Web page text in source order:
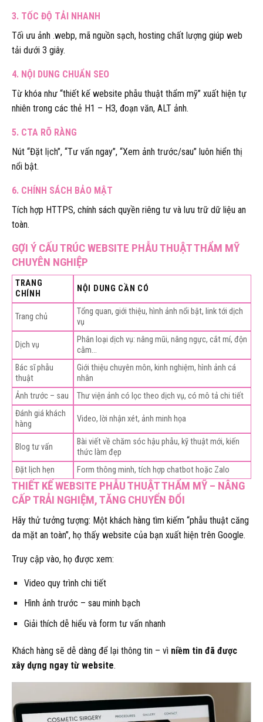
3. TỐC ĐỘ TẢI NHANH
Tối ưu ảnh .webp, mã nguồn sạch, hosting chất lượng giúp web
tải dưới 3 giây.
4. NỘI DUNG CHUẨN SEO
Từ khóa như “thiết kế website phẫu thuật thẩm mỹ” xuất hiện tự
nhiên trong các thẻ H1 – H3, đoạn văn, ALT ảnh.
5. CTA RÕ RÀNG
Nút “Đặt lịch”, “Tư vấn ngay”, “Xem ảnh trước/sau” luôn hiển thị
nổi bật.
6. CHÍNH SÁCH BẢO MẬT
Tích hợp HTTPS, chính sách quyền riêng tư và lưu trữ dữ liệu an
toàn.
GỢI Ý CẤU TRÚC WEBSITE PHẪU THUẬT THẨM MỸ
CHUYÊN NGHIỆP
TRANG
CHÍNH
NỘI DUNG CẦN CÓ
Trang chủ
Tổng quan, giới thiệu, hình ảnh nổi bật, link tới dịch
vụ
Dịch vụ
Phân loại dịch vụ: nâng mũi, nâng ngực, cắt mí, độn
cằm…
Bác sĩ phẫu
thuật
Giới thiệu chuyên môn, kinh nghiệm, hình ảnh cá
nhân
Ảnh trước – sau
Thư viện ảnh có lọc theo dịch vụ, có mô tả chi tiết
Đánh giá khách
hàng
Video, lời nhận xét, ảnh minh họa
Blog tư vấn
Bài viết về chăm sóc hậu phẫu, kỹ thuật mới, kiến
thức làm đẹp
Đặt lịch hẹn
Form thông minh, tích hợp chatbot hoặc Zalo
THIẾT KẾ WEBSITE PHẪU THUẬT THẨM MỸ – NÂNG
CẤP TRẢI NGHIỆM, TĂNG CHUYỂN ĐỔI
Hãy thử tưởng tượng: Một khách hàng tìm kiếm “phẫu thuật căng
da mặt an toàn”, họ thấy website của bạn xuất hiện trên Google.
Truy cập vào, họ được xem:
Video quy trình chi tiết
Hình ảnh trước – sau minh bạch
Giải thích dễ hiểu và form tư vấn nhanh
Khách hàng sẽ dễ dàng để lại thông tin – vì niềm tin đã được
xây dựng ngay từ website.